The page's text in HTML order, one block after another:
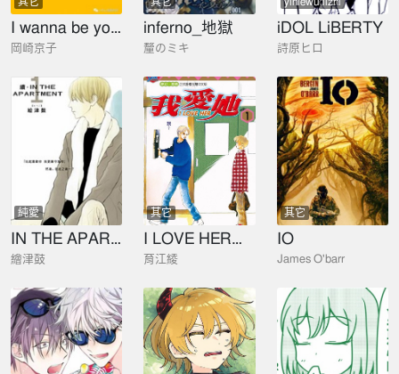
I wanna be your dog
岡崎京子
inferno_地獄
釐のミキ
iDOL LiBERTY
詩原ヒロ
純愛
IN THE APARTMENT·續
繪津鼓
其它
I LOVE HER～我愛她～
育江綾
其它
IO
James O'barr